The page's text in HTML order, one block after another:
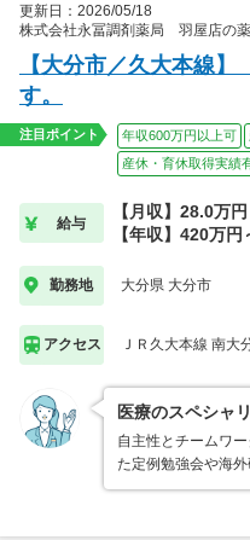
更新日：2026/05/18
株式会社永冨調剤薬局 羽屋店の
【大分市／久大本線
す。
注目ポイント 年収600万円以上可
産休・育休取得実績
給与
【月収】28.0万
【年収】420万
勤務地 大分県 大分市
アクセス ＪＲ久大本線 南大
医療のスペシャ
自主性とチームワ
た定例勉強会や海